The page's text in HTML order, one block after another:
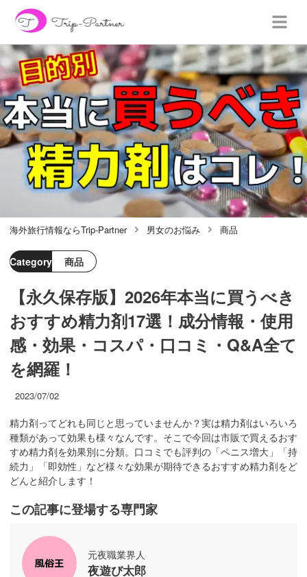
海外旅行情報ならTrip-Partner 男女のお悩み 商品
Category 商品
【永久保存版】2026年本当に買うべき
おすすめ精力剤17選！成分情報・使用
感・効果・コスパ・口コミ・Q&A全て
を網羅！
2023/07/02
精力剤ってどれも同じと思っていませんか？実は精力剤はいろいろ
種類があって効果も様々なんです。そこで今回は市販で買えるおす
すめ精力剤を効果別に分類。口コミでも評判の「ペニス増大」「持
続力」「即効性」など様々な効果が期待できるおすすめ精力剤をど
どんと紹介します！
この記事に登場する専門家
元夜職業界人
夜遊び太郎